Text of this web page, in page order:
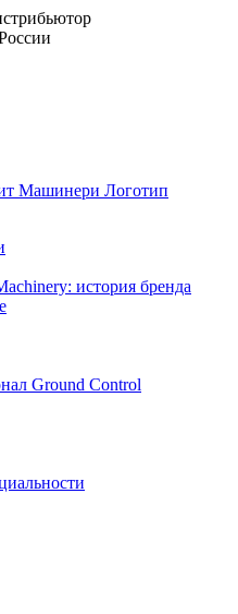
история бренда
Ground Control